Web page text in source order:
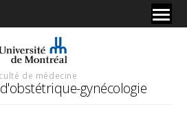
de médecine
gynécologie